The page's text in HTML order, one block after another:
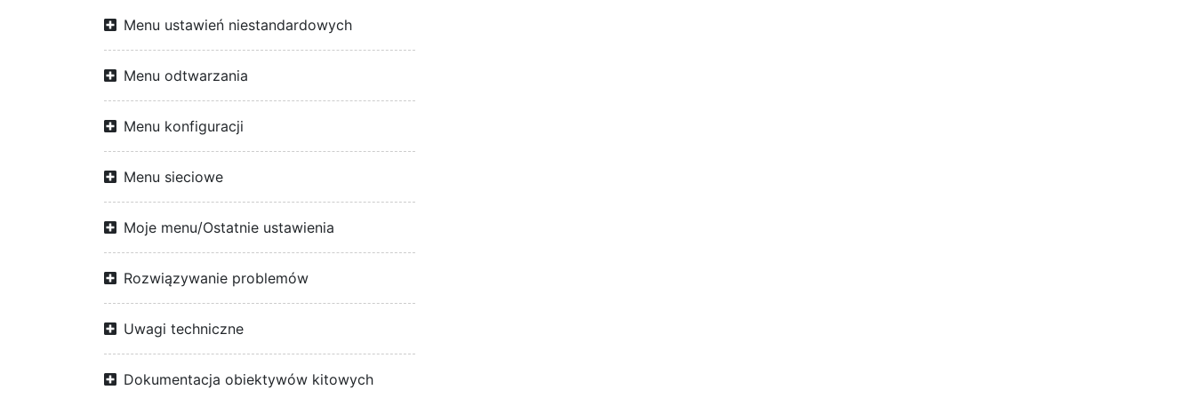
Menu ustawień niestandardowych
Menu odtwarzania
Menu konfiguracji
Menu sieciowe
Moje menu/Ostatnie ustawienia
Rozwiązywanie problemów
Uwagi techniczne
Dokumentacja obiektywów kitowych